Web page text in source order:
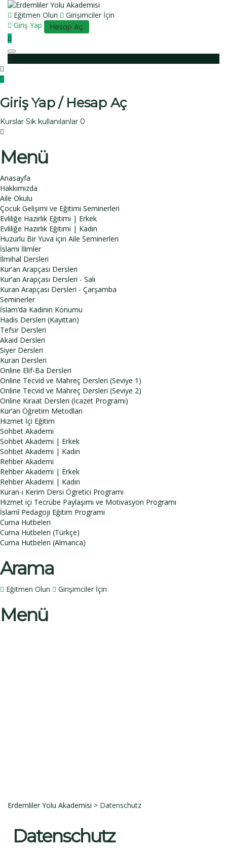
Eğitmen Olun
Girişimciler İçin
Giriş Yap
Hesap Aç
Toggle navigation
Giriş Yap / Hesap Aç
Kurslar Sık kullanılanlar 0
Menü
Anasayfa
Hakkımızda
Aile Okulu
Çocuk Gelişimi ve Eğitimi Seminerleri
Evliliğe Hazırlık Eğitimi | Erkek
Evliliğe Hazırlık Eğitimi | Kadın
Huzurlu Bir Yuva için Aile Seminerleri
İslami İlimler
İlmihal Dersleri
Kur’an Arapçası Dersleri
Kur’an Arapçası Dersleri - Salı
Kuran Arapçası Dersleri - Çarşamba
Seminerler
İslam’da Kadının Konumu
Hadis Dersleri (Kayıttan)
Tefsir Dersleri
Akaid Dersleri
Siyer Dersleri
Kuran Dersleri
Online Elif-Ba Dersleri
Online Tecvid ve Mahreç Dersleri (Seviye 1)
Online Tecvid ve Mahreç Dersleri (Seviye 2)
Online Kıraat Dersleri (İcazet Programı)
Kur’an Öğretim Metodları
Hizmet İçi Eğitim
Sohbet Akademi
Sohbet Akademi | Erkek
Sohbet Akademi | Kadın
Rehber Akademi
Rehber Akademi | Erkek
Rehber Akademi | Kadın
Kuran-ı Kerim Dersi Ögretici Programı
Hizmet içi Tecrübe Paylaşımı ve Motivasyon Programı
İslamî Pedagoji Eğitim Programı
Cuma Hutbeleri
Cuma Hutbeleri (Türkçe)
Cuma Hutbeleri (Almanca)
Arama
Eğitmen Olun Girişimciler İçin
Menü
Erdemliler Yolu Akademisi > Datenschutz
Datenschutz